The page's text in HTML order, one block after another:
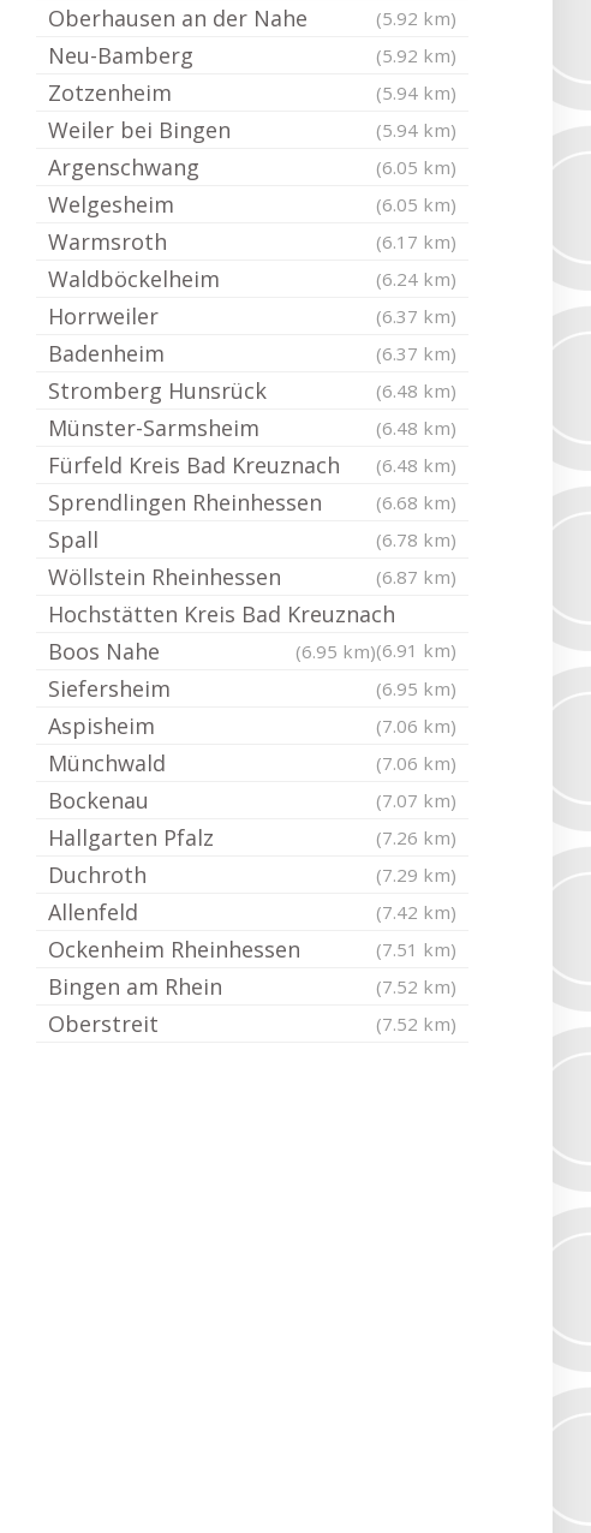
Oberhausen an der Nahe (5.92 km)
Neu-Bamberg (5.92 km)
Zotzenheim (5.94 km)
Weiler bei Bingen (5.94 km)
Argenschwang (6.05 km)
Welgesheim (6.05 km)
Warmsroth (6.17 km)
Waldböckelheim (6.24 km)
Horrweiler (6.37 km)
Badenheim (6.37 km)
Stromberg Hunsrück (6.48 km)
Münster-Sarmsheim (6.48 km)
Fürfeld Kreis Bad Kreuznach (6.48 km)
Sprendlingen Rheinhessen (6.68 km)
Spall (6.78 km)
Wöllstein Rheinhessen (6.87 km)
Hochstätten Kreis Bad Kreuznach
(6.91 km)
Boos Nahe (6.95 km)
Siefersheim (6.95 km)
Aspisheim (7.06 km)
Münchwald (7.06 km)
Bockenau (7.07 km)
Hallgarten Pfalz (7.26 km)
Duchroth (7.29 km)
Allenfeld (7.42 km)
Ockenheim Rheinhessen (7.51 km)
Bingen am Rhein (7.52 km)
Oberstreit (7.52 km)